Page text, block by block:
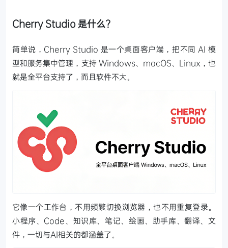
Cherry Studio 是什么?
简单说，Cherry Studio 是一个桌面客户端，把不同 AI 模
型和服务集中管理，支持 Windows、macOS、Linux，也
就是全平台支持了，而且软件不大。
它像一个工作台，不用频繁切换浏览器，也不用重复登录。
小程序、Code、知识库、笔记、绘画、助手库、翻译、文
件，一切与AI相关的都涵盖了。